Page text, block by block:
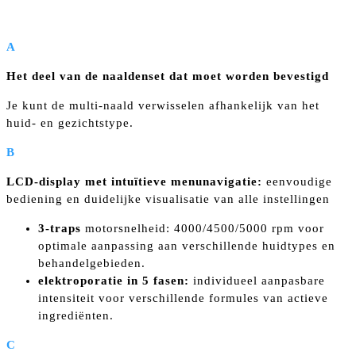
A
Het deel van de naaldenset dat moet worden bevestigd
Je kunt de multi-naald verwisselen afhankelijk van het
huid- en gezichtstype.
B
LCD-display met intuïtieve menunavigatie: eenvoudige
bediening en duidelijke visualisatie van alle instellingen
3-traps motorsnelheid: 4000/4500/5000 rpm voor
optimale aanpassing aan verschillende huidtypes en
behandelgebieden.
elektroporatie in 5 fasen: individueel aanpasbare
intensiteit voor verschillende formules van actieve
ingrediënten.
C